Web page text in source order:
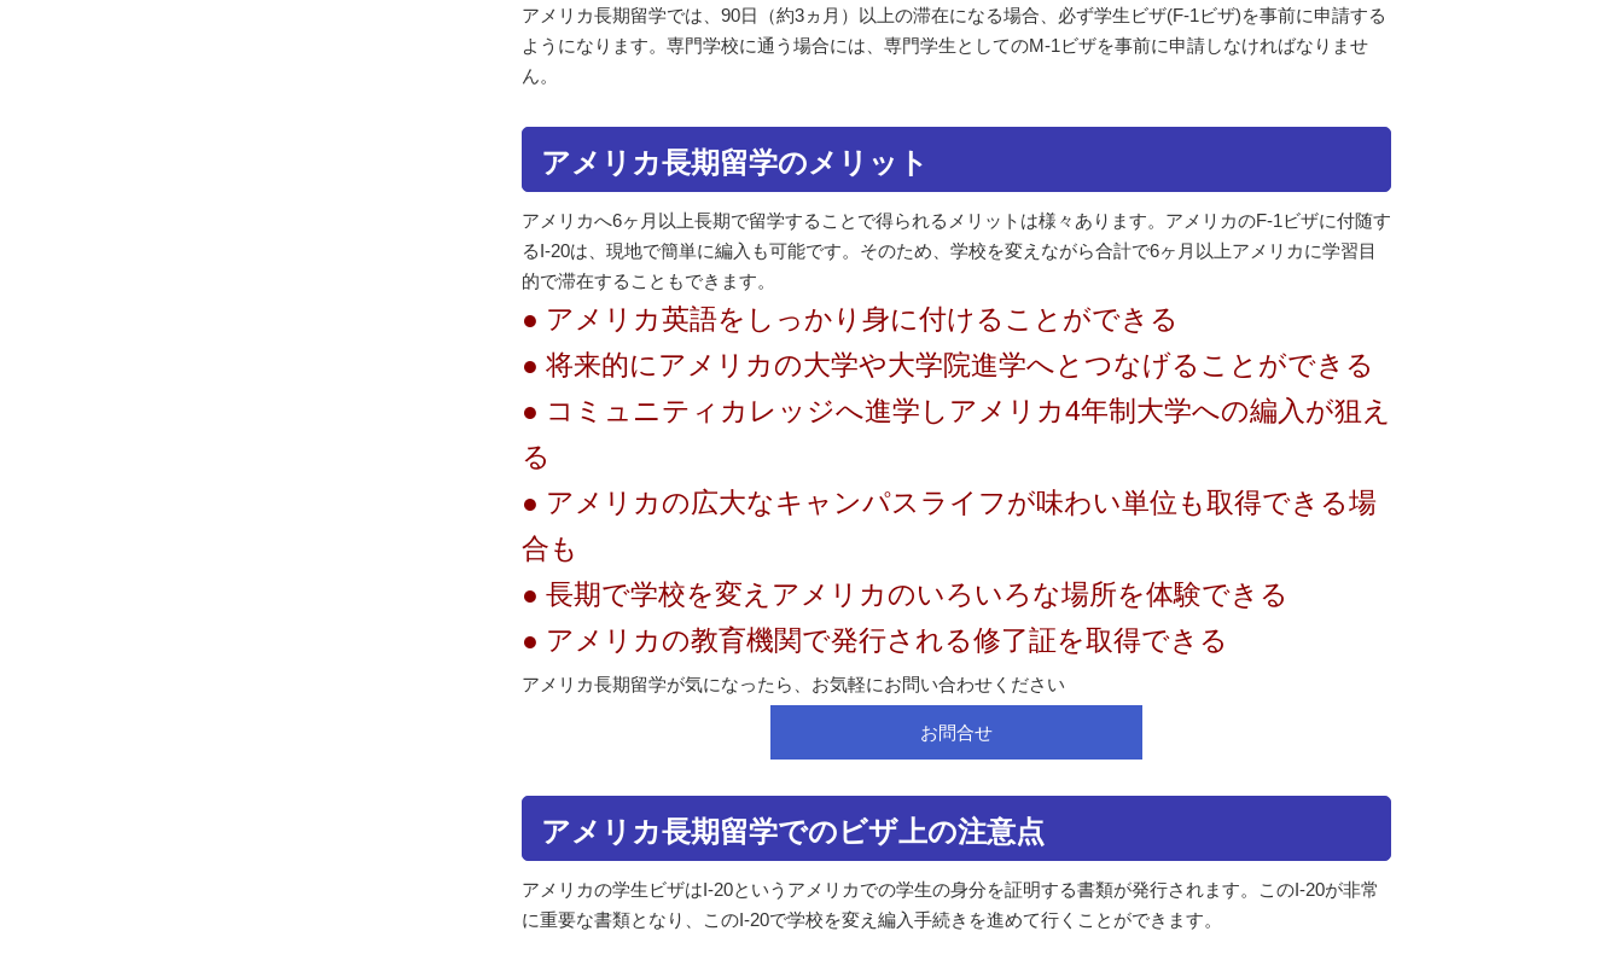
アメリカ長期留学では、90日（約3ヵ月）以上の滞在になる場合、必ず学生ビザ(F-1ビザ)を事前に申請する
ようになります。専門学校に通う場合には、専門学生としてのM-1ビザを事前に申請しなければなりませ
ん。
アメリカ長期留学のメリット
アメリカへ6ヶ月以上長期で留学することで得られるメリットは様々あります。アメリカのF-1ビザに付随す
るI-20は、現地で簡単に編入も可能です。そのため、学校を変えながら合計で6ヶ月以上アメリカに学習目
的で滞在することもできます。
● アメリカ英語をしっかり身に付けることができる
● 将来的にアメリカの大学や大学院進学へとつなげることができる
● コミュニティカレッジへ進学しアメリカ4年制大学への編入が狙え
る
● アメリカの広大なキャンパスライフが味わい単位も取得できる場
合も
● 長期で学校を変えアメリカのいろいろな場所を体験できる
● アメリカの教育機関で発行される修了証を取得できる
アメリカ長期留学が気になったら、お気軽にお問い合わせください
お問合せ
アメリカ長期留学でのビザ上の注意点
アメリカの学生ビザはI-20というアメリカでの学生の身分を証明する書類が発行されます。このI-20が非常
に重要な書類となり、このI-20で学校を変え編入手続きを進めて行くことができます。